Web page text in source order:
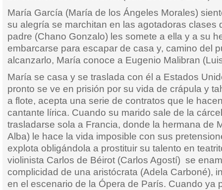
María García (María de los Ángeles Morales)
su alegría se marchitan en las agotadoras clases
padre (Chano Gonzalo) les somete a ella y a su
embarcarse para escapar de casa y, camino del
alcanzarlo, María conoce a Eugenio Malibran
María se casa y se traslada con él a Estados
pronto se ve en prisión por su vida de crápula y
a flote, acepta una serie de contratos que le
cantante lírica. Cuando su marido sale de la
trasladarse sola a Francia, donde la hermana de
Alba) le hace la vida imposible con sus
explota obligándola a prostituir su talento en
violinista Carlos de Béirot (Carlos Agostí) se
complicidad de una aristócrata (Adela Carboné),
en el escenario de la Ópera de París. Cuando ya